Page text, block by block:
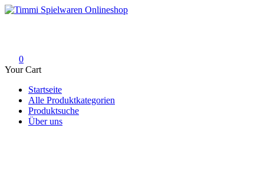
Skip
0
Your Cart
Startseite
Alle Produktkategorien
Produktsuche
Über uns